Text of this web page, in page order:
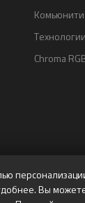
Комьюнити
Технологии
Chroma
Вы